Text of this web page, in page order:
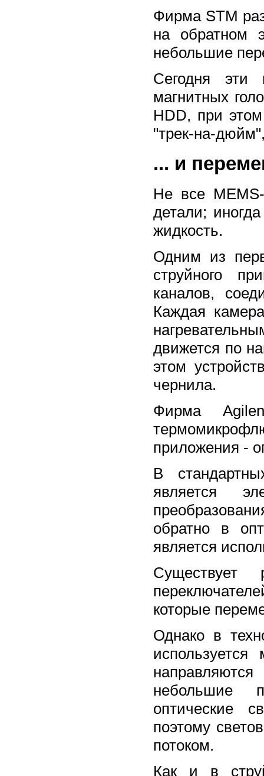
Фирма STM
на обратном
небольшие
Сегодня эти
магнитных
HDD, при
"трек-на-
... и
Не все
детали;
жидкость.
Одним из
струйного
каналов,
Каждая
движется по
этом
чернила.
Фирма
приложения -
В
является
обратно в
является
Существует
которые
Однако в
небольшие
оптические
поэтому
потоком.
Как и в